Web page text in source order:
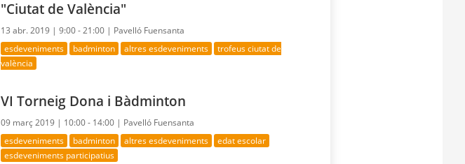
"Ciutat de València"
13 abr. 2019 |9:00 - 21:00 | Pavelló Fuensanta
esdeveniments badminton altres esdeveniments
trofeus ciutat de
valència
VI Torneig Dona i Bàdminton
09 març 2019 | 10:00 - 14:00 | Pavelló Fuensanta
esdeveniments badminton altres esdeveniments
edat escolar
esdeveniments participatius